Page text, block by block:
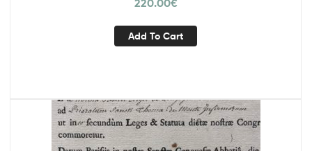
Add To Cart